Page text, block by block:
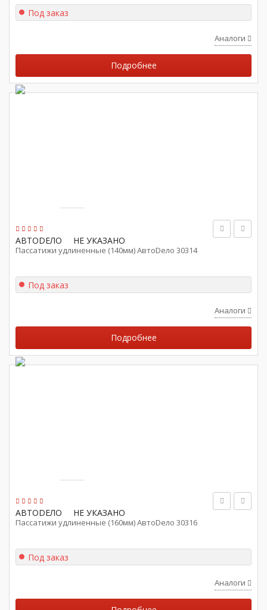
Под заказ
Аналоги
Подробнее
АВТОDЕЛО НЕ УКАЗАНО
Пассатижи удлиненные (140мм) АвтоDело 30314
Под заказ
Аналоги
Подробнее
АВТОDЕЛО НЕ УКАЗАНО
Пассатижи удлиненные (160мм) АвтоDело 30316
Под заказ
Аналоги